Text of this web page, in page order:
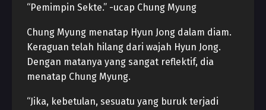
“Pemimpin Sekte.” -ucap Chung Myung
Chung Myung menatap Hyun Jong dalam diam.
Keraguan telah hilang dari wajah Hyun Jong.
Dengan matanya yang sangat reflektif, dia
menatap Chung Myung.
“Jika, kebetulan, sesuatu yang buruk terjadi